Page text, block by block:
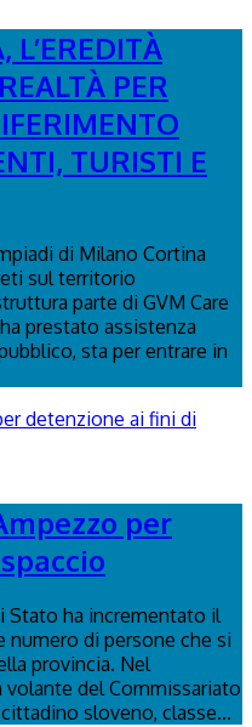
L’EREDITÀ
PER
TURISTI E
di Milano Cortina
sul territorio
parte di GVM Care
prestato assistenza
sta per entrare in
per
Stato ha incrementato il
di persone che si
provincia. Nel
del Commissariato
sloveno, classe...